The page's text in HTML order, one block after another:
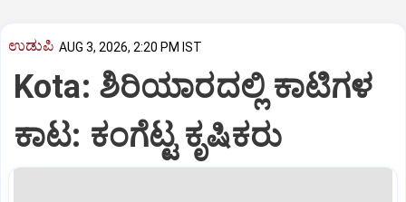
ಉಡುಪಿ AUG 3, 2026, 2:20 PM IST
Kota: ಶಿರಿಯಾರದಲ್ಲಿ ಕಾಟಿಗಳ
ಕಾಟ: ಕಂಗೆಟ್ಟ ಕೃಷಿಕರು